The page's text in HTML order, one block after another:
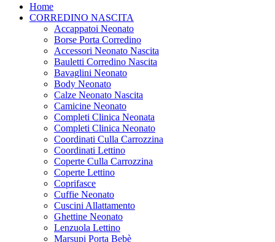
Home
CORREDINO NASCITA
Accappatoi Neonato
Borse Porta Corredino
Accessori Neonato Nascita
Bauletti Corredino Nascita
Bavaglini Neonato
Body Neonato
Calze Neonato Nascita
Camicine Neonato
Completi Clinica Neonata
Completi Clinica Neonato
Coordinati Culla Carrozzina
Coordinati Lettino
Coperte Culla Carrozzina
Coperte Lettino
Coprifasce
Cuffie Neonato
Cuscini Allattamento
Ghettine Neonato
Lenzuola Lettino
Marsupi Porta Bebè